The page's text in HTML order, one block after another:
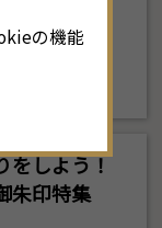
地＆テー
をしよう！
朱印特集
の機能